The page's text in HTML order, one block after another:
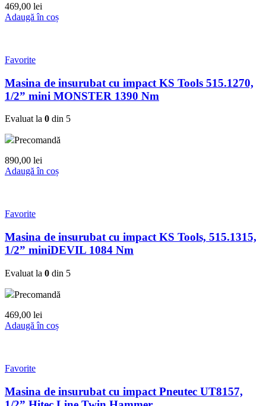
469,00 lei
Adaugă în coș
Favorite
Masina de insurubat cu impact KS Tools 515.1270,
1/2” mini MONSTER 1390 Nm
Evaluat la 0 din 5
Precomandă
890,00 lei
Adaugă în coș
Favorite
Masina de insurubat cu impact KS Tools, 515.1315,
1/2” miniDEVIL 1084 Nm
Evaluat la 0 din 5
Precomandă
469,00 lei
Adaugă în coș
Favorite
Masina de insurubat cu impact Pneutec UT8157,